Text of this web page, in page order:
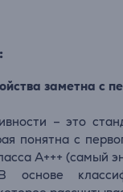
заметна с
– это
понятна с
A+++ (самый
основе